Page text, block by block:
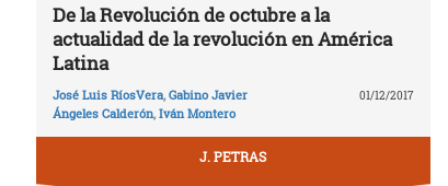
De la Revolución de octubre a la
actualidad de la revolución en América
Latina
José Luis RíosVera, Gabino Javier
Ángeles Calderón, Iván Montero
01/12/2017
J. PETRAS